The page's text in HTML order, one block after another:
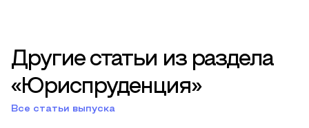
Другие статьи из раздела
«Юриспруденция»
Все статьи выпуска